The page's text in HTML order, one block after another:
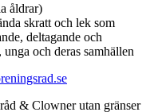
åldrar)
skratt och lek som
deltagande och
och deras samhällen
& Clowner utan gränser